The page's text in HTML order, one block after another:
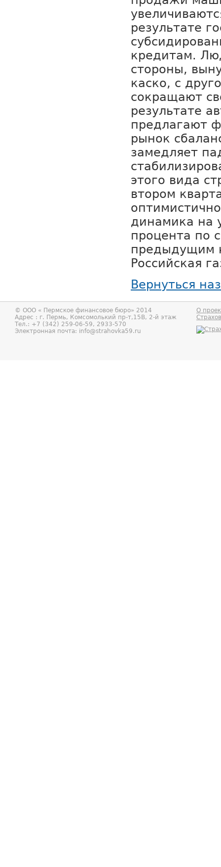
результате
кредитам.
стороны,
каско, с
сокращают
результате
предлагают
рынок
замедляет
этого вида
втором
динамика на
процента по
предыдущим
Российская
Вернуться
© ООО « Пермское финансовое бюро» 2014
Адрес : г. Пермь, Комсомолький пр-т,15В, 2-й этаж
Тел.: +7 (342) 259-06-59, 2933-570
Электронная почта: info@strahovka59.ru
О